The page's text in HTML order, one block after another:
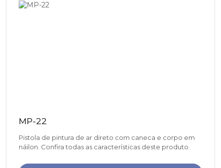
MP-22
Pistola de pintura de ar direto com caneca e corpo em
náilon. Confira todas as características deste produto.